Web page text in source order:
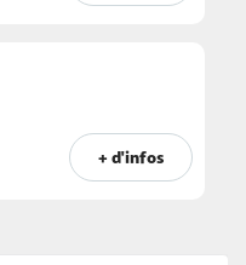
+ d'infos